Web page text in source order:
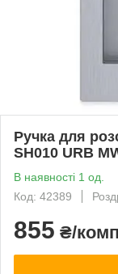
Ручка для
SH010 URB
В наявності 1 од.
Код: 42389
855 ₴/